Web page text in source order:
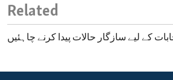
Related
کے لیے سازگار حالات پیدا کرنے چاہئیں